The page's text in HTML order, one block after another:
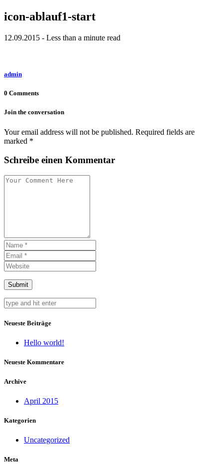
icon-ablauf1-start
12.09.2015 - Less than a minute read
admin
0 Comments
Join the conversation
Your email address will not be published. Required fields are
marked *
Schreibe einen Kommentar
Neueste Beiträge
Hello world!
Neueste Kommentare
Archive
April 2015
Kategorien
Uncategorized
Meta